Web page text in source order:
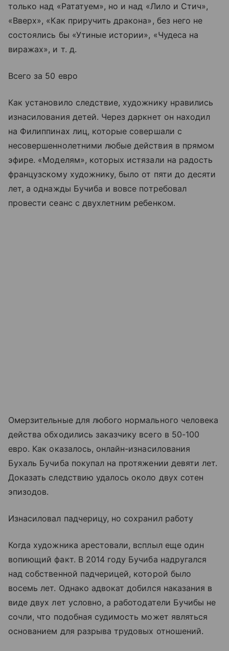
только над «Рататуем», но и над «Лило и Стич»,
«Вверх», «Как приручить дракона», без него не
состоялись бы «Утиные истории», «Чудеса на
виражах», и т. д.
Всего за 50 евро
Как установило следствие, художнику нравились
изнасилования детей. Через даркнет он находил
на Филиппинах лиц, которые совершали с
несовершеннолетними любые действия в прямом
эфире. «Моделям», которых истязали на радость
французскому художнику, было от пяти до десяти
лет, а однажды Бучиба и вовсе потребовал
провести сеанс с двухлетним ребенком.
Омерзительные для любого нормального человека
действа обходились заказчику всего в 50-100
евро. Как оказалось, онлайн-изнасилования
Бухаль Бучиба покупал на протяжении девяти лет.
Доказать следствию удалось около двух сотен
эпизодов.
Изнасиловал падчерицу, но сохранил работу
Когда художника арестовали, всплыл еще один
вопиющий факт. В 2014 году Бучиба надругался
над собственной падчерицей, которой было
восемь лет. Однако адвокат добился наказания в
виде двух лет условно, а работодатели Бучибы не
сочли, что подобная судимость может являться
основанием для разрыва трудовых отношений.